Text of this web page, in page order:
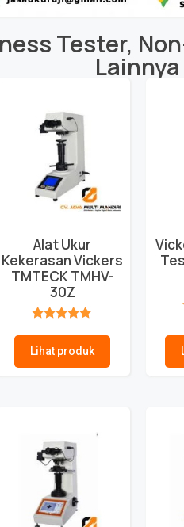
Tester,
Lainnya
Alat Ukur
Kekerasan Vickers
TMTECK TMHV-
30Z
Lihat produk